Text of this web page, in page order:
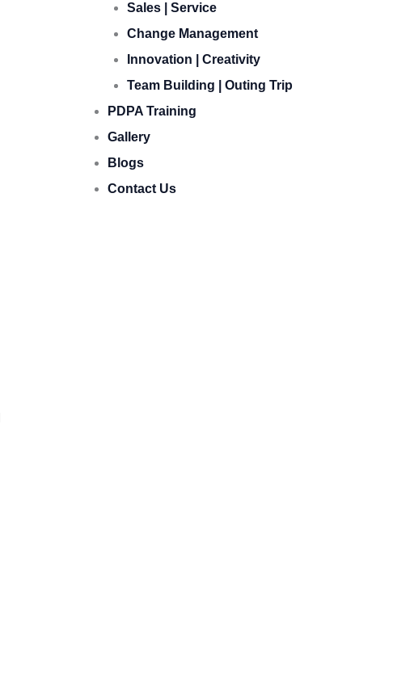
Sales | Service
Change Management
Innovation | Creativity
Team Building | Outing Trip
PDPA Training
Gallery
Blogs
Contact Us